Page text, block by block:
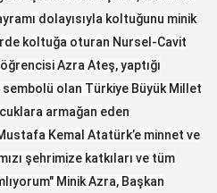
dolayısıyla koltuğunu minik
koltuğa oturan Nursel-Cavit
Azra Ateş, yaptığı
olan Türkiye Büyük Millet
armağan eden
Kemal Atatürk’e minnet ve
şehrimize katkıları ve tüm
Minik Azra, Başkan